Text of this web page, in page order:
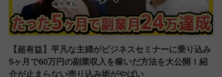
【超有益】平凡な主婦がビジネスセミナーに乗り込み
5ヶ月で60万円の副業収入を稼いだ方法を大公開！紹
介が止まらない売り込み術がやばい